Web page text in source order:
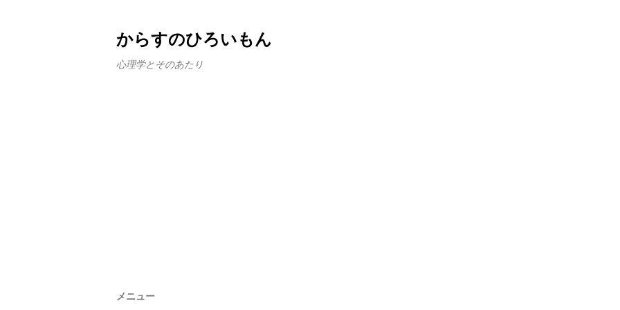
からすのひろいもん
心理学とそのあたり
メニュー